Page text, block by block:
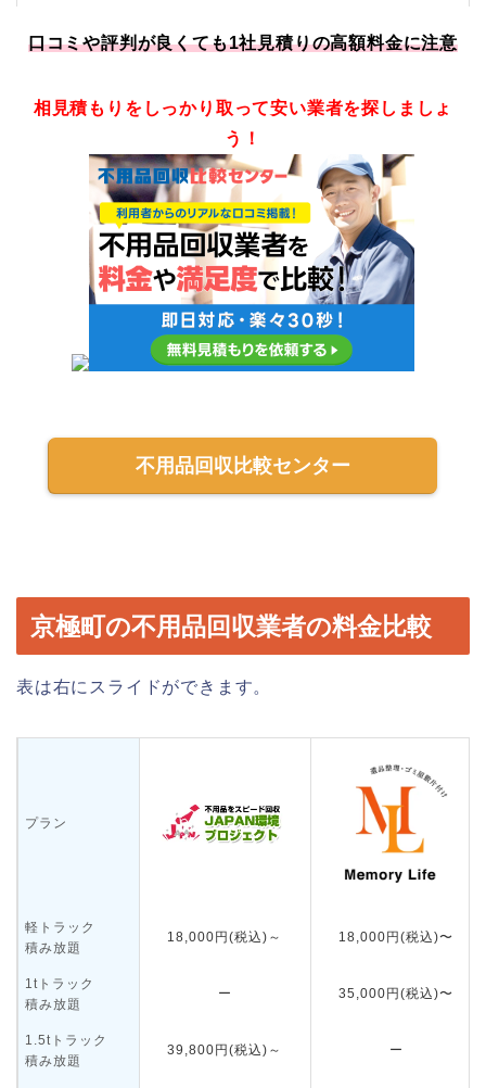
口コミや評判が良くても1社見積りの高額料金に注意
相見積もりをしっかり取って安い業者を探しましょ
う！
不用品回収比較センター
京極町の不用品回収業者の料金比較
表は右にスライドができます。
プラン
軽トラック
積み放題
18,000円(税込)～ 18,000円(税込)〜
1tトラック
積み放題
ー 35,000円(税込)〜
1.5tトラック
積み放題
39,800円(税込)～ ー